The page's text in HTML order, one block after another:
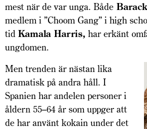
mest när de var unga. Både
medlem i ”Choom Gang” i high
tid Kamala Harris, har erkänt
ungdomen.
Men trenden är nästan lika
dramatisk på andra håll. I
Spanien har andelen personer i
åldern 55–64 år som uppger att
de har använt kokain under det